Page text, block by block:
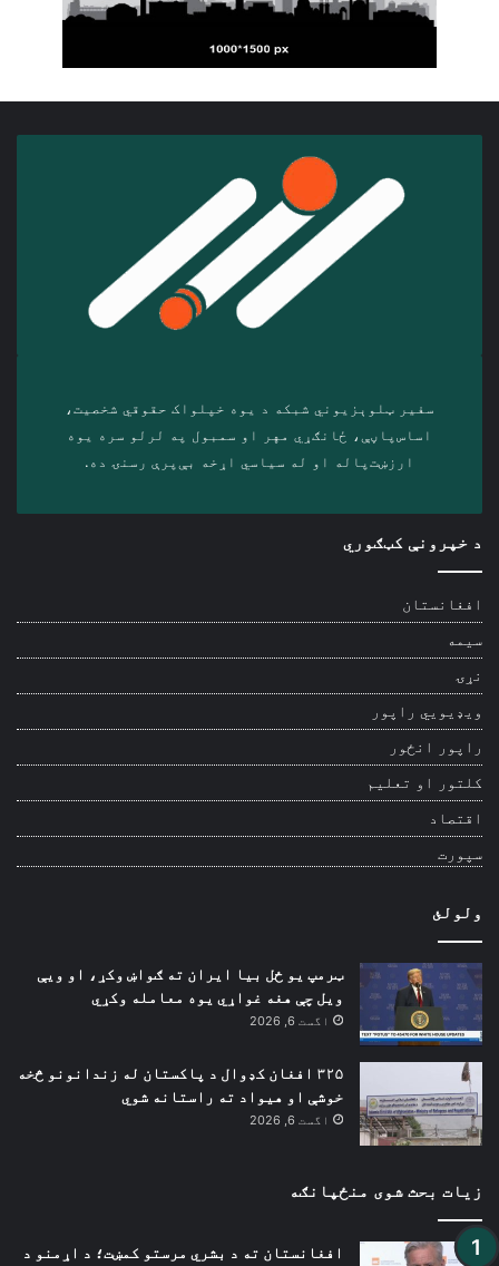
سفیر ټلوېزیوني شبکه د‎ یوه خپلواک حقوقي شخصیت،
اساس‌پاڼې، ځانګړي مهر او سمبول په لرلو سره ‎یوه
ارزښت‌پاله او ‎له سیاسي اړخه بې‌پرې رسنۍ ده.
د خپرونې کټګوري
افغانستان
سیمه
نړۍ
ویډیويي راپور
راپور انځور
کلتور او تعلیم
اقتصاد
سپورت
ولولئ
ټرمپ یو ځل بیا ایران ته ګواښ وکړ، او ویې
ویل چې هغه غواړي یوه معامله وکړي
اگست 6, 2026
۳۲۵ افغان کډوال د پاکستان له زندانونو څخه
خوشې او هیواد ته راستانه شوي
اگست 6, 2026
زیات بحث شوی منځپانګه
افغانستان ته د بشري مرستو کمښت؛ د اړمنو د